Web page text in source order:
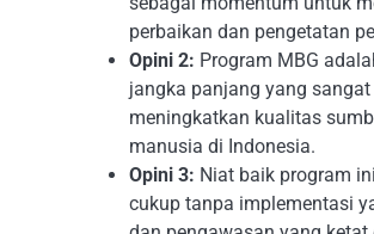
perbaikan dan pengetatan
Opini 2: Program MBG
jangka panjang yang
meningkatkan kualitas
manusia di Indonesia.
Opini 3: Niat baik program
cukup tanpa implementasi